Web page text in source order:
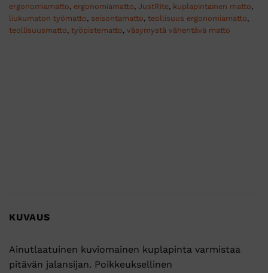
ergonomiamatto, ergonomiamatto, JustRite, kuplapintainen matto,
liukumaton työmatto, seisontamatto, teollisuus ergonomiamatto,
teollisuusmatto, työpistematto, väsymystä vähentävä matto
KUVAUS
Ainutlaatuinen kuviomainen kuplapinta varmistaa
pitävän jalansijan. Poikkeuksellinen